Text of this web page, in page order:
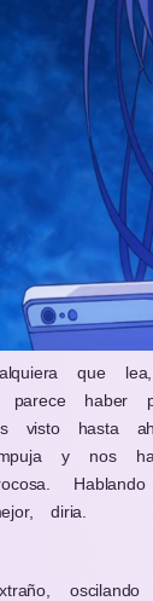
que lea,
haber
visto hasta
y nos
diria.